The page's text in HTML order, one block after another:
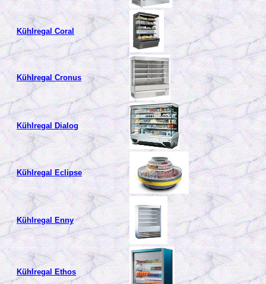
Kühlregal Coral
Kühlregal Cronus
Kühlregal Dialog
Kühlregal Eclipse
Kühlregal Enny
Kühlregal Ethos